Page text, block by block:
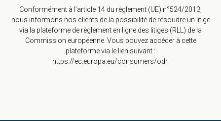
Conformément à l’article 14 du règlement (UE) n°524/2013,
nous informons nos clients de la possibilité de résoudre un litige
via la plateforme de règlement en ligne des litiges (RLL) de la
Commission européenne. Vous pouvez accéder à cette
plateforme via le lien suivant :
https://ec.europa.eu/consumers/odr.